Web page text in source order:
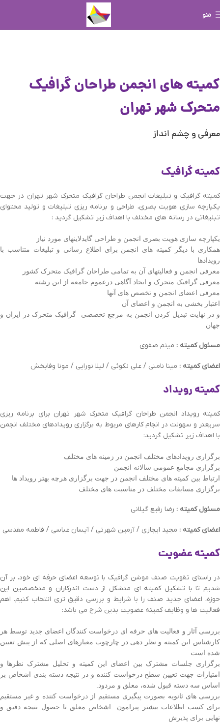
منو
کمیته های انجمن طراحان گرافیک
متحرک شهر تهران
معرفی و چشم انداز
کمیته گرافیک
کمیته گرافیک و تبلیغات انجمن طراحان گرافیک متحرک شهر تهران در جهت
یکپارچه سازی هویت بصری، طراحی و برنامه ریزی تبلیغات و تولید محتوای
تبلیغاتی در رسانه های مختلف با اهداف زیر تشکیل گردید :
یکپارچه سازی هویت بصری انجمن و طراحی گایدلاینهای مورد نیاز
همکاری با دیگر کمیته های انجمن برای اطلاع رسانی و تبلیغات متناسب با
رویدادها
معرفی انجمن و فعالیتهای آن به تمامی طراحان گرافیک متحرک کشور
معرفی گرافیک متحرک و ایجاد آگاهی درعموم جامعه از این رشته
معرفی اعضای انجمن و تخصص های آنها
اعتبار بخشی به انجمن و اعضای آن
و در نهایت تبدیل کردن انجمن به مرجع تخصصی گرافیک متحرک در ایران و
جهان
مسئول کمیته : میثم صفوی
اعضای کمیته : مینا نامنی / علی نکوئی / لیلا نورایی / مونا وفابخش
کمیته رویداد
کمیته رویداد انجمن طراحان گرافیک متحرک شهر تهران برای برنامه ریزی
سریعتر و سهولت در انجام کارهای مربوط به برگزاری رویدادهای مختلف انجمن
با اهداف زیر تشکیل گردید:
برگزاری رویدادهای مختلف انجمن در زمینه های مختلف
برگزاری مجامع عمومی سالانه انجمن
ارتباط بین کمیته های مختلف انجمن در جهت برگزاری هرچه بهتر رویداد ها
برگزاری مسابقات مختلف در مناسبت های مختلف
مسئول کمیته : رضا رفیع گیلانی
اعضای کمیته : مجید ایجازی / آرمین شهرتی / آیسان عباسی / فاطمه مقدسی
کمیته عضویت
در راستای تقویت صنف موشن گرافیک با توسعه اعضای حرفه ای خود، بر آن
شدیم تا با تشکیل کمیته ای متشکل از دست اندرکاران و متخصصین این
حوزه، اعضای جدید صنف را با شرایط و بررسی دقیق تری انتخاب کنیم. اهم
فعالیت ها و وظایف کمیته عضویت بدین شرح می باشد:
بررسی آثار و فعالیت های حرفه ای درخواست کنندگان اعضای جدید توسط هر
کارشناس این کمیته و نظر دهی در چارچوب معیارهای اصلی که از پیش تعیین
شده است
برگزاری جلسات مشترک بین اعضای این کمیته و تحلیل مشترک نظرها و
امتیازات جهت تعیین سطح درخواست کننده و در نتیجه دسته بندی اشخاص بر
اساس سه دسته قبول شده، معلق و مردود.
بررسی های ثانویه بصورت پیگیری مستقیم از درخواست کننده و غیر مستقیم
برای کسب اطلاعات بیشتر پیرامون اشخاص معلق تا حصول نتیجه دقیق و
نهایی برای پذیرش